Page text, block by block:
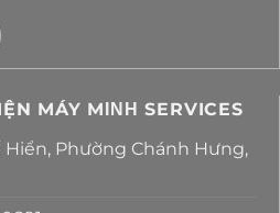
MÁY MΙΝΗ SERVICES
Hiển, Phường Chánh Hưng,